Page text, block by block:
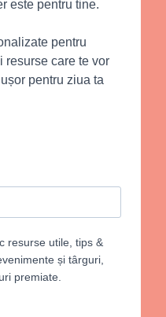
este pentru tine.
pentru
resurse care te vor
pentru ziua ta
resurse utile, tips &
și târguri,
premiate.